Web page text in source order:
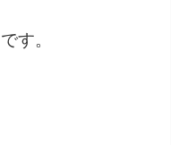
す。